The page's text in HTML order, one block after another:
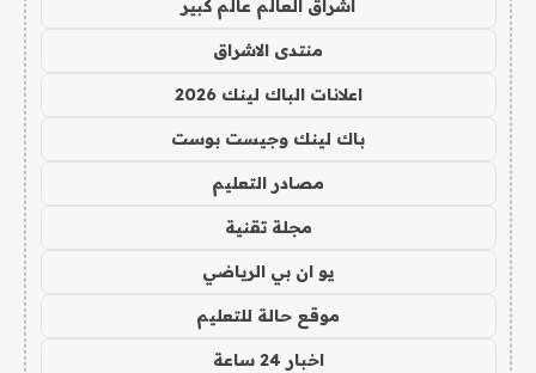
اشراق العالم عالم كبير
منتدى الاشراق
اعلانات الباك لينك 2026
باك لينك وجيست بوست
مصادر التعليم
مجلة تقنية
يو ان بي الرياضي
موقع حالة للتعليم
اخبار 24 ساعة